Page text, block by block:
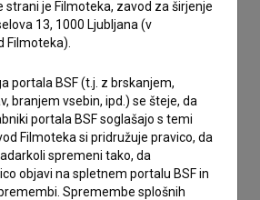
, ki so v nastajanju.
snemalcev Slovenije
strani je Filmoteka, zavod za širjenje
13, 1000 Ljubljana (v
Filmoteka).
portala BSF (t.j. z brskanjem,
branjem vsebin, ipd.) se šteje, da
portala BSF soglašajo s temi
Filmoteka si pridružuje pravico, da
spremeni tako, da
objavi na spletnem portalu BSF in
Spremembe splošnih